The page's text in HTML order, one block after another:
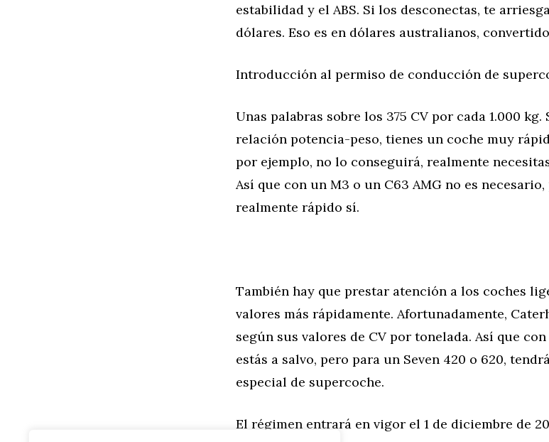
estabilidad y el ABS. Si los desconectas, te
dólares. Eso es en dólares australianos,
Introducción al permiso de conducción de
Unas palabras sobre los 375 CV por cada 1.000
relación potencia-peso, tienes un coche muy
por ejemplo, no lo conseguirá, realmente necesitas
Así que con un M3 o un C63 AMG no es
realmente rápido sí.
También hay que prestar atención a los coches
valores más rápidamente. Afortunadamente,
según sus valores de CV por tonelada. Así que
estás a salvo, pero para un Seven 420 o 620,
especial de supercoche.
El régimen entrará en vigor el 1 de diciembre de